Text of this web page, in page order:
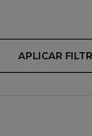
APLICAR